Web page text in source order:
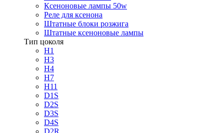
Ксеноновые лампы 50w
Реле для ксенона
Штатные блоки розжига
Штатные ксеноновые лампы
Тип цоколя
H1
H3
H4
H7
H11
D1S
D2S
D3S
D4S
D2R